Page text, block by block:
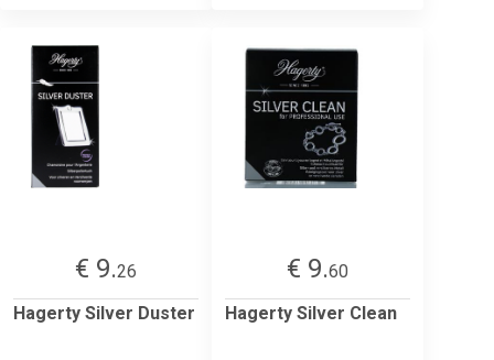
€ 9.26
Hagerty Silver Duster
€ 9.60
Hagerty Silver Clean